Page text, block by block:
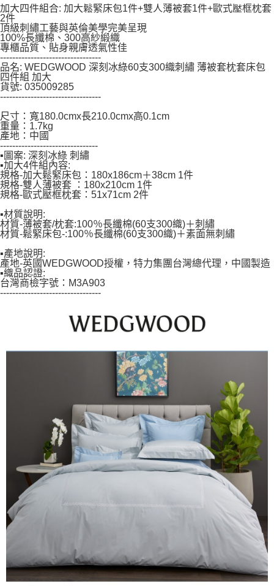
１．透過由恩沛科技股份有限公司提供之「AFTEE先享後付」服務完成之交
權轉讓予恩沛科技股份有限公司。
２．關於個人資料處理事宜，請瀏覽以下網址：
https://aftee.tw/terms/#terms3
３．未成年的使用者請事先徵得法定代理人或監護人之同意方可使用
「AFTEE先享後付」，若未經同意申辦者引起之損失，本公司不負相關責
任。
４．使用「AFTEE先享後付」時，將依據個別帳號之用戶狀況，依本公司即
請求用戶進行身份認證。
５．嚴禁一人註冊多個帳號或使用他人資訊註冊。若發現惡意使用之情形，
恩沛科技股份有限公司將有權停止該用戶之使用額度並採取法律行動。
加大四件組合: 加大鬆緊床包1件+雙人薄被套1件+歐式壓框枕套
2件
頂級刺繡工藝與英倫美學完美呈現
100%長纖棉、300高紗緞織
專櫃品質、貼身親膚透氣性佳
---------------------------------
品名: WEDGWOOD 深刻冰綠60支300織刺繡 薄被套枕套床包
四件組 加大
貨號: 035009285
---------------------------------
尺寸：寬180.0cmx長210.0cmx高0.1cm
重量：1.7kg
產地：中國
--------------------------------
▪圖案: 深刻冰綠 刺繡
▪加大4件組內容:
規格-加大鬆緊床包：180x186cm＋38cm 1件
規格-雙人薄被套 ：180x210cm 1件
規格-歐式壓框枕套：51x71cm 2件
▪材質說明:
材質-薄被套/枕套:100％長纖棉(60支300織)＋刺繡
材質-鬆緊床包-:100％長纖棉(60支300織)＋素面無刺繡
▪產地說明:
產地-英國WEDGWOOD授權，特力集團台灣總代理，中國製造
▪織品認證:
台灣商檢字號：M3A903
---------------------------------